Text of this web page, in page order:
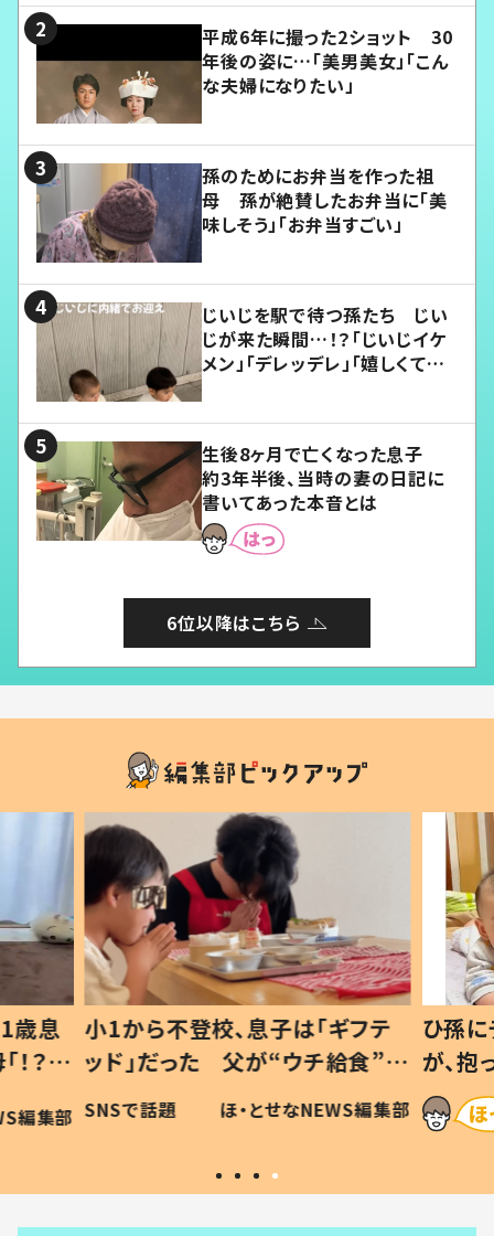
平成6年に撮った2ショット 30
年後の姿に…「美男美女」「こん
な夫婦になりたい」
孫のためにお弁当を作った祖
母 孫が絶賛したお弁当に「美
味しそう」「お弁当すごい」
じいじを駅で待つ孫たち じい
じが来た瞬間…！？「じいじイケ
メン」「デレッデレ」「嬉しくて可
生後8ヶ月で亡くなった息子
約3年半後、当時の妻の日記に
書いてあった本音とは
6位以降はこちら
歳息
？」
編集部
小1から不登校、息子は「ギフテ
ッド」だった 父が“ウチ給食”を
作り続ける理由とは #令和の親
#令和の子
SNSで話題 ほ・とせなNEWS編集部
ひ孫
が、
「涙が
い」